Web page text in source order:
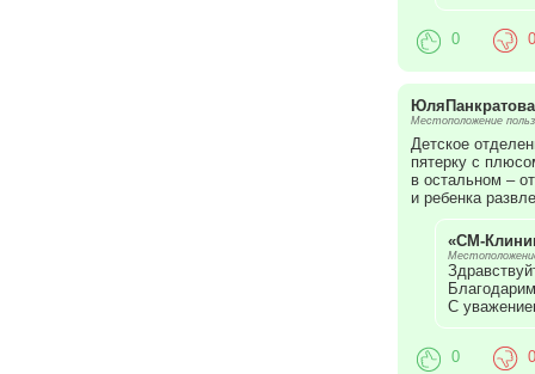
0 0
ЮляПанкратова
Местоположение
Детское
пятерку с
в остальном –
и ребенка
«СМ-
С
0 0